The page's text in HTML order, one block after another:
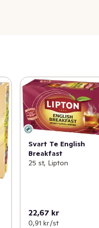
Svart Te English
Breakfast
25 st, Lipton
22,67 kr
0,91 kr /st